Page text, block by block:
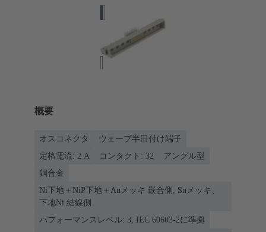
概要
オスコネクタ
ウェーブ半田付け端子
定格電流: ‌2 A
コンタクト: 32
アングル型
銅合金
Ni下地＋NiP下地＋Auメッキ 嵌合側, Snメッキ、
下地Ni 結線側
パフォーマンスレベル: 3, IEC 60603-2に準拠